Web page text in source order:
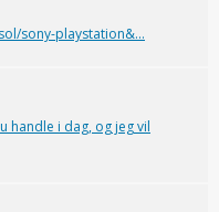
sony-playstation&...
handle i dag, og jeg vil